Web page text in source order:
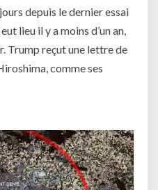
depuis le dernier essai
lieu il y a moins d’un an,
Trump reçut une lettre de
comme ses